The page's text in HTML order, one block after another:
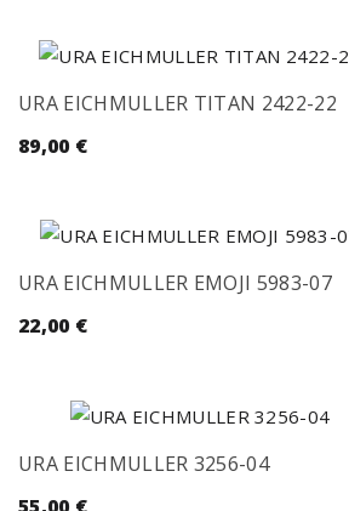
URA EICHMULLER TITAN 2422-22
89,00 €
URA EICHMULLER EMOJI 5983-07
22,00 €
URA EICHMULLER 3256-04